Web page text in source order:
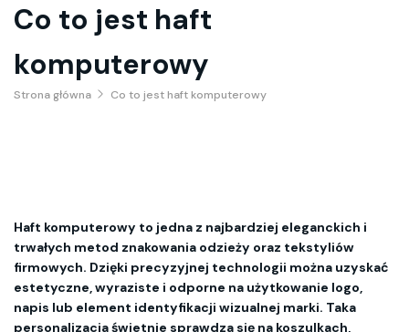
Co to jest haft
komputerowy
Strona główna Co to jest haft komputerowy
Haft komputerowy to jedna z najbardziej eleganckich i
trwałych metod znakowania odzieży oraz tekstyliów
firmowych. Dzięki precyzyjnej technologii można uzyskać
estetyczne, wyraziste i odporne na użytkowanie logo,
napis lub element identyfikacji wizualnej marki. Taka
personalizacja świetnie sprawdza się na koszulkach,